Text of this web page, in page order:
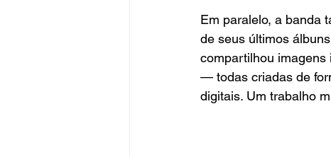
Em paralelo, a banda
de seus últimos
compartilhou imagens
— todas criadas de
digitais. Um trabalho